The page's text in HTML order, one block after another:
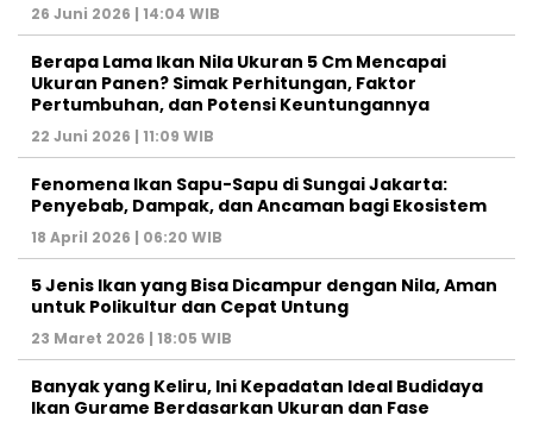
26 Juni 2026 | 14:04 WIB
Berapa Lama Ikan Nila Ukuran 5 Cm Mencapai
Ukuran Panen? Simak Perhitungan, Faktor
Pertumbuhan, dan Potensi Keuntungannya
22 Juni 2026 | 11:09 WIB
Fenomena Ikan Sapu-Sapu di Sungai Jakarta:
Penyebab, Dampak, dan Ancaman bagi Ekosistem
18 April 2026 | 06:20 WIB
5 Jenis Ikan yang Bisa Dicampur dengan Nila, Aman
untuk Polikultur dan Cepat Untung
23 Maret 2026 | 18:05 WIB
Banyak yang Keliru, Ini Kepadatan Ideal Budidaya
Ikan Gurame Berdasarkan Ukuran dan Fase